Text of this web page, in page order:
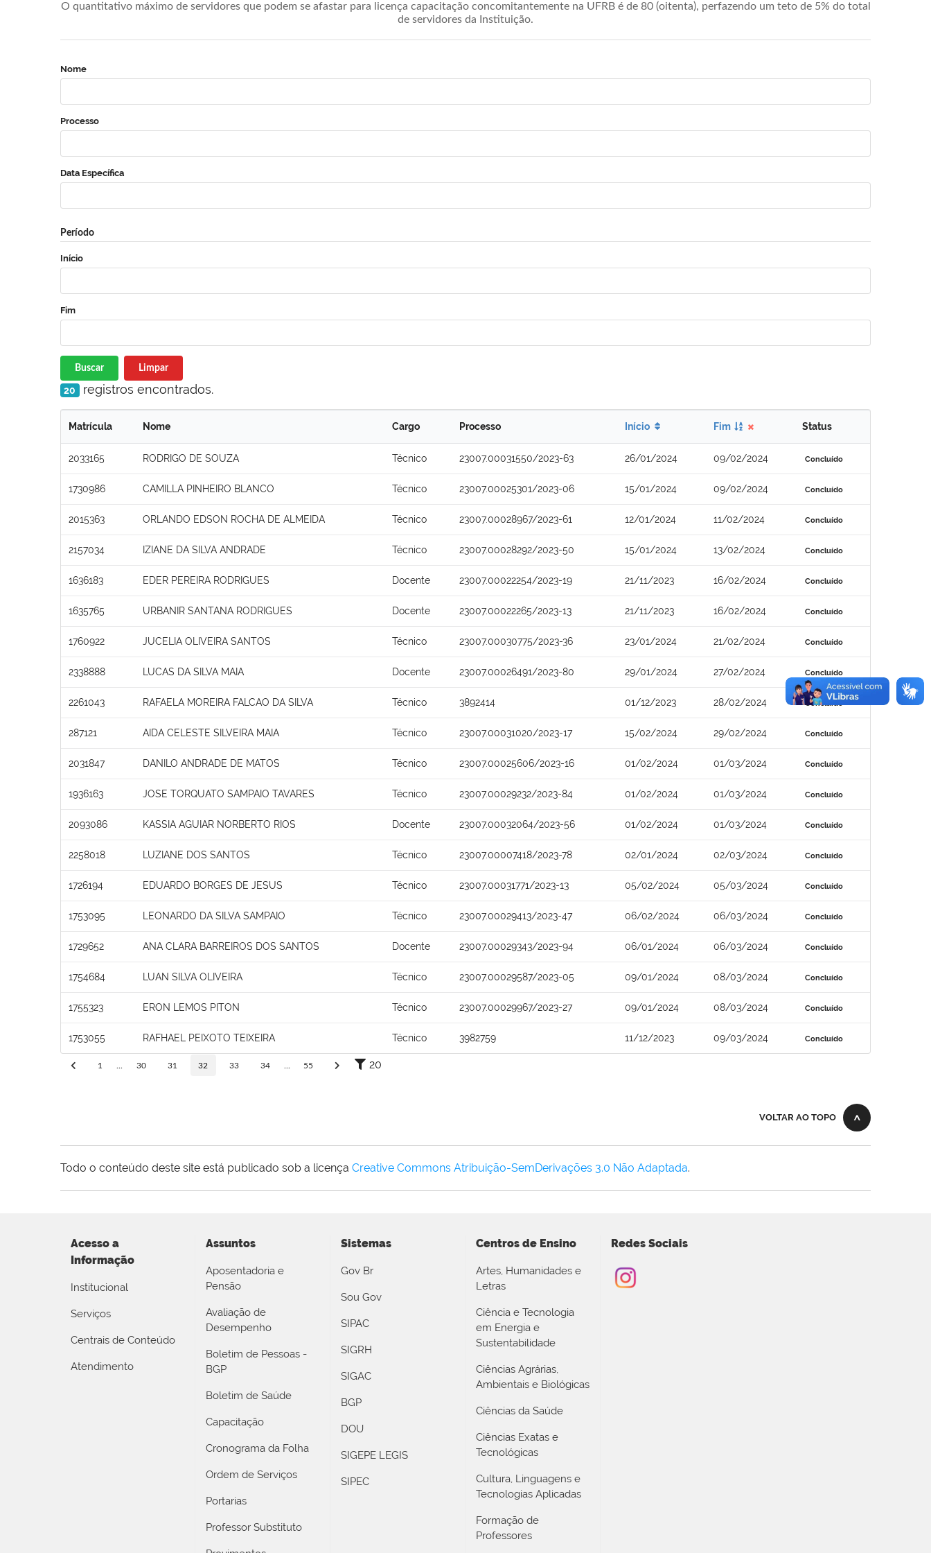
O quantitativo máximo de servidores que podem se afastar para licença capacitação concomitantemente na UFRB é de 80 (oitenta), perfazendo um teto de 5% do total
de servidores da Instituição.
Nome
Processo
Data Específica
Período
Início
Fim
Buscar Limpar
20 registros encontrados.
Matrícula Nome Cargo Processo Início Fim Status
2033165 RODRIGO DE SOUZA Técnico 23007.00031550/2023-63 26/01/2024 09/02/2024 Concluído
1730986 CAMILLA PINHEIRO BLANCO Técnico 23007.00025301/2023-06 15/01/2024 09/02/2024 Concluído
2015363 ORLANDO EDSON ROCHA DE ALMEIDA Técnico 23007.00028967/2023-61 12/01/2024 11/02/2024 Concluído
2157034 IZIANE DA SILVA ANDRADE Técnico 23007.00028292/2023-50 15/01/2024 13/02/2024 Concluído
1636183 EDER PEREIRA RODRIGUES Docente 23007.00022254/2023-19 21/11/2023 16/02/2024 Concluído
1635765 URBANIR SANTANA RODRIGUES Docente 23007.00022265/2023-13 21/11/2023 16/02/2024 Concluído
1760922 JUCELIA OLIVEIRA SANTOS Técnico 23007.00030775/2023-36 23/01/2024 21/02/2024 Concluído
2338888 LUCAS DA SILVA MAIA Docente 23007.00026491/2023-80 29/01/2024 27/02/2024 Concluído
2261043 RAFAELA MOREIRA FALCAO DA SILVA Técnico 3892414 01/12/2023 28/02/2024 Concluído
287121 AIDA CELESTE SILVEIRA MAIA Técnico 23007.00031020/2023-17 15/02/2024 29/02/2024 Concluído
2031847 DANILO ANDRADE DE MATOS Técnico 23007.00025606/2023-16 01/02/2024 01/03/2024 Concluído
1936163 JOSE TORQUATO SAMPAIO TAVARES Técnico 23007.00029232/2023-84 01/02/2024 01/03/2024 Concluído
2093086 KASSIA AGUIAR NORBERTO RIOS Docente 23007.00032064/2023-56 01/02/2024 01/03/2024 Concluído
2258018 LUZIANE DOS SANTOS Técnico 23007.00007418/2023-78 02/01/2024 02/03/2024 Concluído
1726194 EDUARDO BORGES DE JESUS Técnico 23007.00031771/2023-13 05/02/2024 05/03/2024 Concluído
1753095 LEONARDO DA SILVA SAMPAIO Técnico 23007.00029413/2023-47 06/02/2024 06/03/2024 Concluído
1729652 ANA CLARA BARREIROS DOS SANTOS Docente 23007.00029343/2023-94 06/01/2024 06/03/2024 Concluído
1754684 LUAN SILVA OLIVEIRA Técnico 23007.00029587/2023-05 09/01/2024 08/03/2024 Concluído
1755323 ERON LEMOS PITON Técnico 23007.00029967/2023-27 09/01/2024 08/03/2024 Concluído
1753055 RAFHAEL PEIXOTO TEIXEIRA Técnico 3982759 11/12/2023 09/03/2024 Concluído
1 30 31 32 33 34 55 20
VOLTAR AO TOPO
Todo o conteúdo deste site está publicado sob a licença Creative Commons Atribuição-SemDerivações 3.0 Não Adaptada.
Acesso a
Informação
Institucional
Serviços
Centrais de Conteúdo
Atendimento
Assuntos
Aposentadoria e
Pensão
Avaliação de
Desempenho
Boletim de Pessoas -
BGP
Boletim de Saúde
Capacitação
Cronograma da Folha
Ordem de Serviços
Portarias
Professor Substituto
Sistemas
Gov Br
Sou Gov
SIPAC
SIGRH
SIGAC
BGP
DOU
SIGEPE LEGIS
SIPEC
Centros de Ensino
Artes, Humanidades e
Letras
Ciência e Tecnologia
em Energia e
Sustentabilidade
Ciências Agrárias,
Ambientais e Biológicas
Ciências da Saúde
Ciências Exatas e
Tecnológicas
Cultura, Linguagens e
Tecnologias Aplicadas
Formação de
Professores
Redes Sociais